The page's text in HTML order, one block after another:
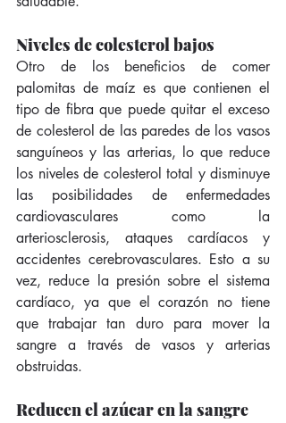
Niveles de colesterol bajos
Otro de los beneficios de comer
palomitas de maíz es que contienen el
tipo de fibra que puede quitar el exceso
de colesterol de las paredes de los vasos
sanguíneos y las arterias, lo que reduce
los niveles de colesterol total y disminuye
las posibilidades de enfermedades
cardiovasculares como la
arteriosclerosis, ataques cardíacos y
accidentes cerebrovasculares. Esto a su
vez, reduce la presión sobre el sistema
cardíaco, ya que el corazón no tiene
que trabajar tan duro para mover la
sangre a través de vasos y arterias
obstruidas.
Reducen el azúcar en la sangre